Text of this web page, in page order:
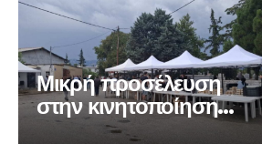
Μικρή προσέλευση
στην κινητοποίηση
στη Θράκη